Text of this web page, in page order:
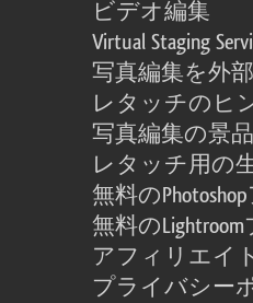
ビデオ編集
Virtual Staging
写真編集を外
レタッチのヒ
写真編集の景品
レタッチ用の
無料の
無料の
アフィリエイ
プライバシー